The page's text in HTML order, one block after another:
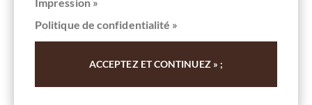
Mango Passionsfrucht in weißer Schokolade
Merci pour votre soutien.
Politique de confidentialité »
ACCEPTEZ ET CONTINUEZ » ;